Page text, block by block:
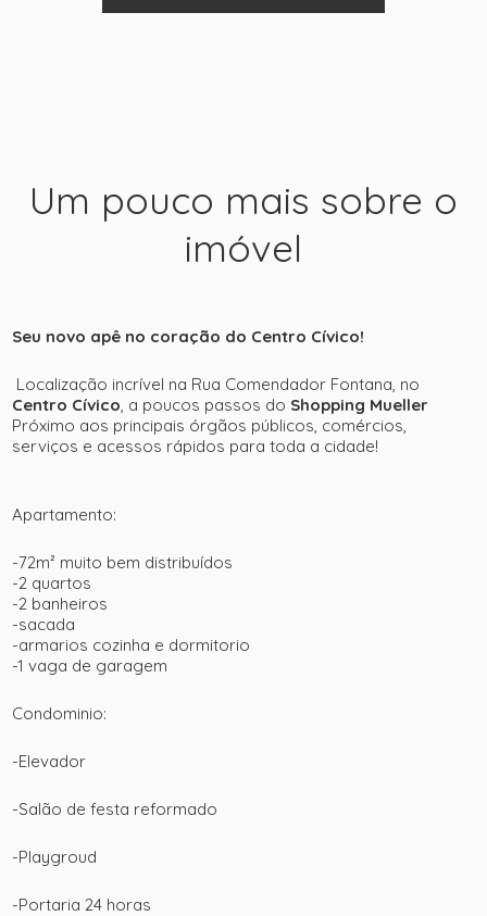
+ 39
ver mais fotos
Um pouco mais sobre o
imóvel
Seu novo apê no coração do Centro Cívico!
Localização incrível na Rua Comendador Fontana, no
Centro Cívico, a poucos passos do Shopping Mueller
Próximo aos principais órgãos públicos, comércios,
serviços e acessos rápidos para toda a cidade!
Apartamento:
-72m² muito bem distribuídos
-2 quartos
-2 banheiros
-sacada
-armarios cozinha e dormitorio
-1 vaga de garagem
Condominio:
-Elevador
-Salão de festa reformado
-Playgroud
-Portaria 24 horas